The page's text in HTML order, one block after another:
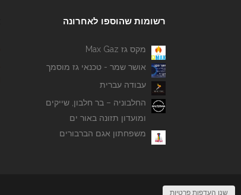
רשומות שהוספו לאחרונה
מקס גז Max Gaz
אושר שמר - טכנאי גז מוסמך
עבודה עברית
החלבוניה – בר חלבון, שייקים
ומועדון תזונה באור ים
משפחתון אגם הברבורים
שנו העדפות פרטיות